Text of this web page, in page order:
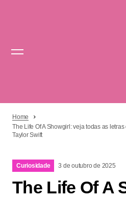
Home
The Life Of A Showgirl: veja todas as
Taylor Swift
Curiosidade 3 de outubro de 2025
The Life Of A